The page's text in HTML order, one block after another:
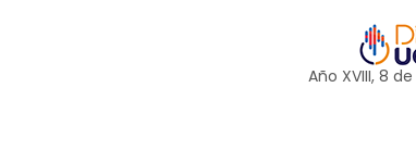
Año XVIII, 8 de